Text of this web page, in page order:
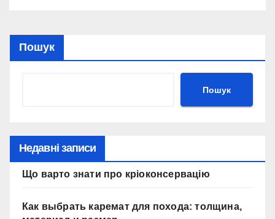
Пошук
Пошук
Недавні записи
Що варто знати про кріоконсервацію
Как выбрать каремат для похода: толщина,